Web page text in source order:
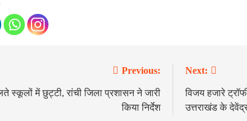
Previous:
स्कूलों में छुट्टी, रांची जिला प्रशासन ने जारी
किया निर्देश
Next:
विजय हजारे
उत्तराखंड के देवेंद्र